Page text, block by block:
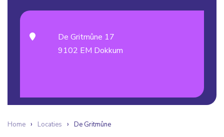
De Gritmûne 17
9102 EM Dokkum
Home Locaties De Gritmûne